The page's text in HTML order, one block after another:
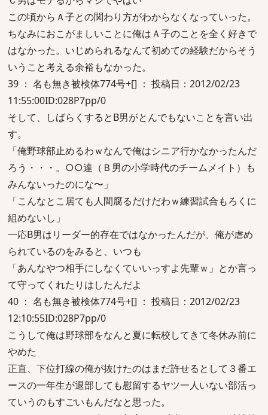
この頃からＡ子との関わり方がわからなくなっていった。
ちなみにおこがましいことに俺はＡ子のことを全く好きで
はなかった。いじめられるなんて初めての経験だからそう
いうこと考える余裕もなかった。
39 ： 名も無き被検体774号+[] ： 投稿日：2012/02/23
11:55:00ID:028P7pp/0
そして、しばらくするとB男がとんでもないことを言い出
す。
「俺野球部止めるわｗなんで俺はシニア行かなかったんだ
ろう・・・。○○達（Ｂ男の小学時代のチームメイト）も
みんないったのにな〜」
「こんなとこ居ても人間腐るだけだわｗ練習試合もろくに
組めないし」
一応B男はリーダー的存在ではなかったんだが、俺が虐め
られているのをみると、いつも
「あんなやつ相手にしなくていいっすよ先輩ｗ」とか言っ
て守ってくれたりはしたんだよ
40 ： 名も無き被検体774号+[] ： 投稿日：2012/02/23
12:10:55ID:028P7pp/0
こうして俺は野球部をなんと夏に転校してきて冬休み前に
やめた
正直、下位打線の俺が抜けたのはまだ許せるとして３番エ
ースの一年生が退部しても慰留するヤツ一人いない部活っ
ていうのもすごいもんだなと思った。